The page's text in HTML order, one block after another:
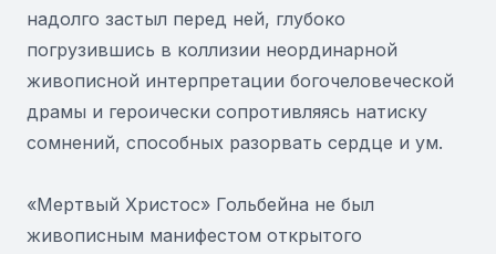
надолго застыл перед ней, глубоко
погрузившись в коллизии неординарной
живописной интерпретации богочеловеческой
драмы и героически сопротивляясь натиску
сомнений, способных разорвать сердце и ум.
«Мертвый Христос» Гольбейна не был
живописным манифестом открытого